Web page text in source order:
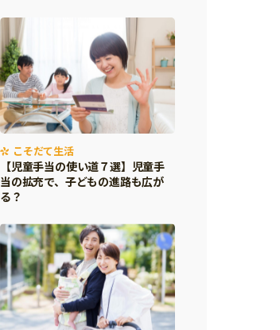
こそだて生活
【児童手当の使い道７選】児童手
当の拡充で、子どもの進路も広が
る？